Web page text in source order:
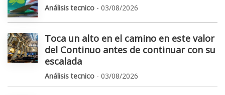
Análisis tecnico - 03/08/2026
Toca un alto en el camino en este valor
del Continuo antes de continuar con su
escalada
Análisis tecnico - 03/08/2026